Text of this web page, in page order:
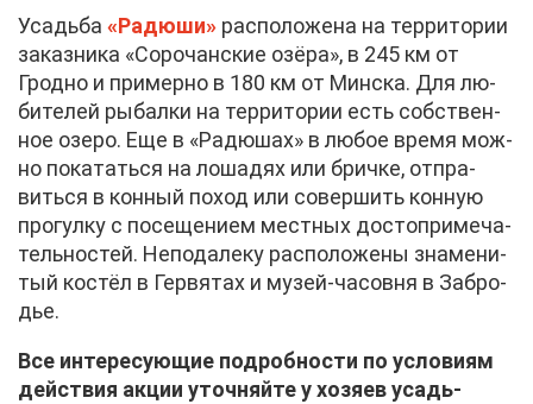
Усадь­ба «Ра­дю­ши» рас­по­ло­же­на на тер­ри­то­рии
за­каз­ни­ка «Со­ро­чан­ские озё­ра», в 245 км от
Грод­но и при­мер­но в 180 км от Мин­ска. Для лю­
би­те­лей ры­бал­ки на тер­ри­то­рии есть соб­ствен­
ное озе­ро. Еще в «Ра­дю­шах» в лю­бое вре­мя мож­
но по­ка­тать­ся на ло­ша­дях или брич­ке, от­пра­
вить­ся в кон­ный по­ход или со­вер­шить кон­ную
про­гул­ку с по­се­ще­ни­ем мест­ных до­сто­при­ме­ча­
тель­но­стей. Непо­да­ле­ку рас­по­ло­же­ны зна­ме­ни­
тый ко­стёл в Гер­вя­тах и му­зей-ча­сов­ня в За­бро­
дье.
Все ин­те­ре­су­ю­щие по­дроб­но­сти по усло­ви­ям
дей­ствия ак­ции уточ­няй­те у хо­зя­ев усадь­